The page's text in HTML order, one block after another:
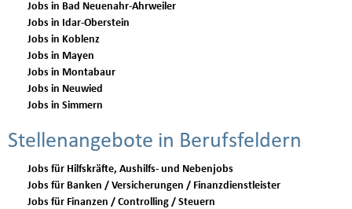
Jobs in Bad Neuenahr-Ahrweiler
Jobs in Idar-Oberstein
Jobs in Koblenz
Jobs in Mayen
Jobs in Montabaur
Jobs in Neuwied
Jobs in Simmern
Stellenangebote in Berufsfeldern
Jobs für Hilfskräfte, Aushilfs- und Nebenjobs
Jobs für Banken / Versicherungen / Finanzdienstleister
Jobs für Finanzen / Controlling / Steuern